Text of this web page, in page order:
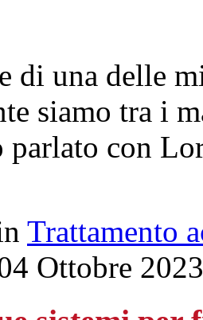
di una delle
siamo tra i
parlato con
Trattamento
Ottobre